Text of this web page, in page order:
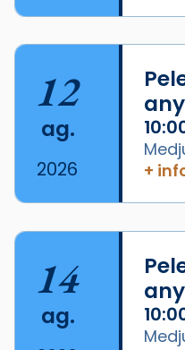
12
ag.
2026
+
14
ag.